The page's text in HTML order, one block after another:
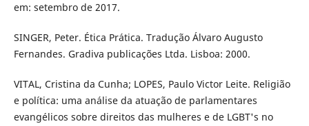
em: setembro de 2017.
SINGER, Peter. Ética Prática. Tradução Álvaro Augusto
Fernandes. Gradiva publicações Ltda. Lisboa: 2000.
VITAL, Cristina da Cunha; LOPES, Paulo Victor Leite. Religião
e política: uma análise da atuação de parlamentares
evangélicos sobre direitos das mulheres e de LGBT's no